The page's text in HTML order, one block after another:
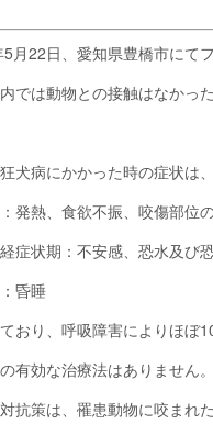
月22日、愛知県豊橋市にて
では動物との接触はなかっ
犬病にかかった時の症状は、
発熱、食欲不振、咬傷部位
症状期：不安感、恐水及び
昏睡
おり、呼吸障害によりほぼ
有効な治療法はありません。
抗策は、罹患動物に咬まれ